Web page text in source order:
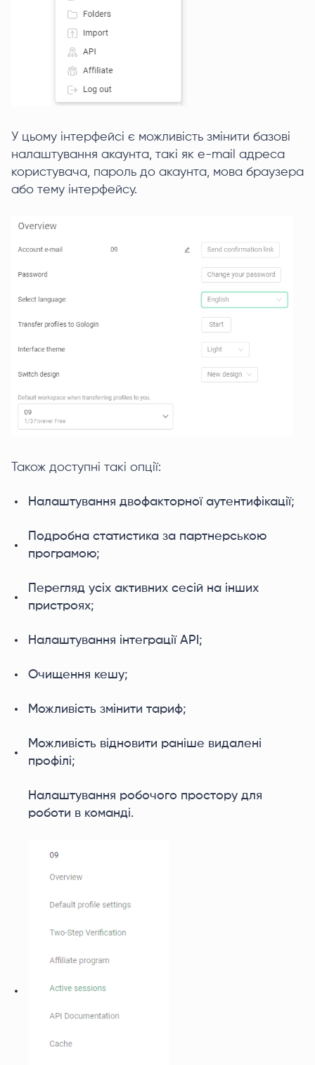
У цьому інтерфейсі є можливість змінити базові
налаштування акаунта, такі як e-mail адреса
користувача, пароль до акаунта, мова браузера
або тему інтерфейсу.
Також доступні такі опції:
Налаштування двофакторної аутентифікації;
Подробна статистика за партнерською
програмою;
Перегляд усіх активних сесій на інших
пристроях;
Налаштування інтеграції API;
Очищення кешу;
Можливість змінити тариф;
Можливість відновити раніше видалені
профілі;
Налаштування робочого простору для
роботи в команді.